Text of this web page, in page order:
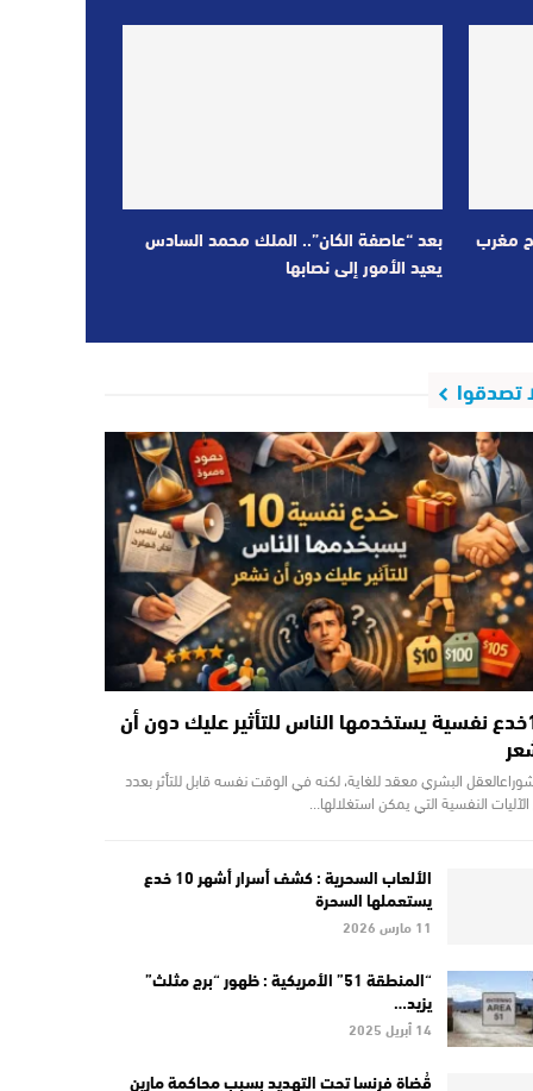
مغرب
بعد “عاصفة الكان”.. الملك محمد السادس
يعيد الأمور إلى نصابها
تصدقوا
10خدع نفسية يستخدمها الناس للتأثير عليك دون أن
البشري معقد للغاية، لكنه في الوقت نفسه قابل للتأثر بعدد
النفسية التي يمكن استغلالها…
الألعاب السحرية : كشف أسرار أشهر 10 خدع
يستعملها السحرة
11 مارس 2026
“المنطقة 51” الأمريكية : ظهور “برج مثلث”
يزيد…
14 أبريل 2025
قُضاة فرنسا تحت التهديد بسبب محاكمة مارين